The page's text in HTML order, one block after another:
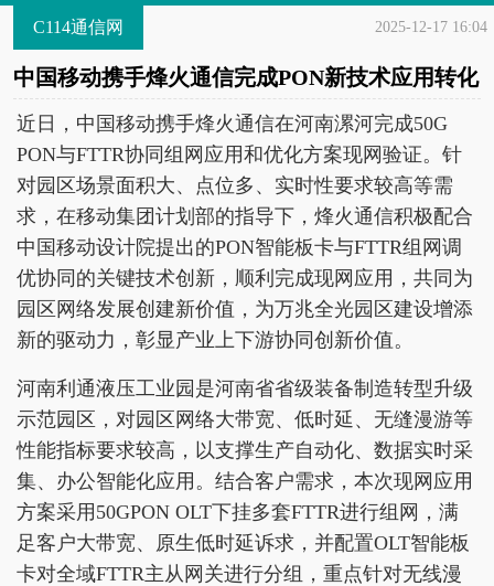
C114通信网 2025-12-17 16:04
中国移动携手烽火通信完成PON新技术应用转化
近日，中国移动携手烽火通信在河南漯河完成50G
PON与FTTR协同组网应用和优化方案现网验证。针
对园区场景面积大、点位多、实时性要求较高等需
求，在移动集团计划部的指导下，烽火通信积极配合
中国移动设计院提出的PON智能板卡与FTTR组网调
优协同的关键技术创新，顺利完成现网应用，共同为
园区网络发展创建新价值，为万兆全光园区建设增添
新的驱动力，彰显产业上下游协同创新价值。
河南利通液压工业园是河南省省级装备制造转型升级
示范园区，对园区网络大带宽、低时延、无缝漫游等
性能指标要求较高，以支撑生产自动化、数据实时采
集、办公智能化应用。结合客户需求，本次现网应用
方案采用50GPON OLT下挂多套FTTR进行组网，满
足客户大带宽、原生低时延诉求，并配置OLT智能板
卡对全域FTTR主从网关进行分组，重点针对无线漫